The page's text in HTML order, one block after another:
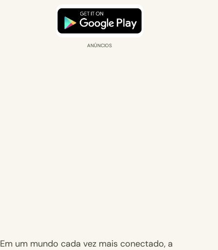
ANÚNCIOS
Em um mundo cada vez mais conectado, a